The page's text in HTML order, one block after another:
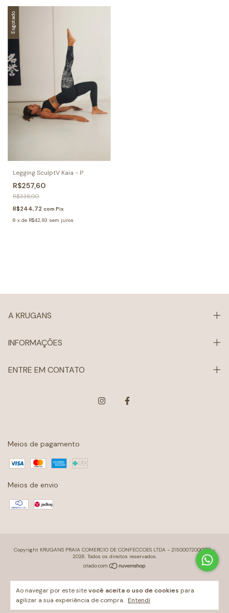
Ao navegar por este sitevocê aceita o uso de cookies para
agilizar a sua experiência de compra. Entendi
Esgotado
Legging SculptV Kaia - P
R$257,60
R$338,00
R$244,72 com Pix
6 x de R$42,93 sem juros
A KRUGANS
INFORMAÇÕES
ENTRE EM CONTATO
Meios de pagamento
Meios de envio
Copyright KRUGANS PRAIA COMERCIO DE CONFECCOES LTDA - 21500072000178 -
2026. Todos os direitos reservados.